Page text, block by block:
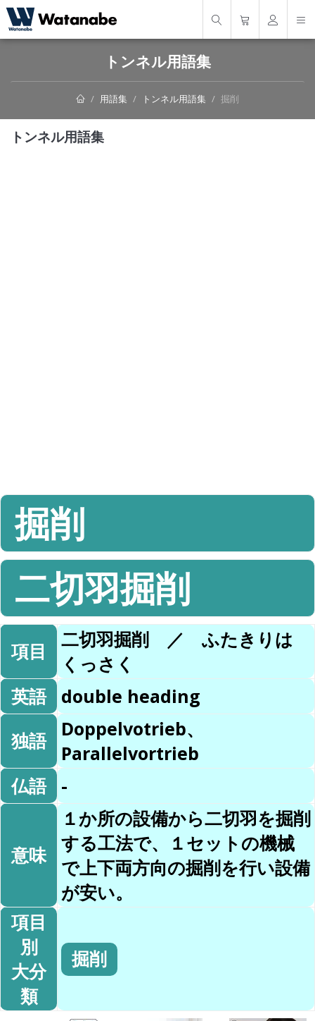
トンネル用語集
用語集 トンネル用語集 掘削
トンネル用語集
掘削
二切羽掘削
項目
二切羽掘削 ／ ふたきりは
くっさく
英語
double heading
独語
Doppelvotrieb、
Parallelvortrieb
仏語
-
意味
１か所の設備から二切羽を掘削
する工法で、１セットの機械
で上下両方向の掘削を行い設備
が安い。
項目
別
大分
類
掘削